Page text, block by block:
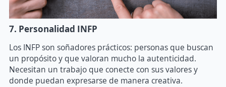
7. Personalidad INFP
Los INFP son soñadores prácticos: personas que buscan
un propósito y que valoran mucho la autenticidad.
Necesitan un trabajo que conecte con sus valores y
donde puedan expresarse de manera creativa.